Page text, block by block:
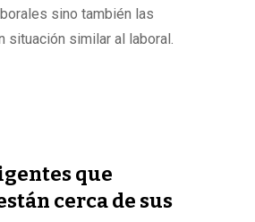
sino también las
situación similar al laboral.
que
cerca de sus